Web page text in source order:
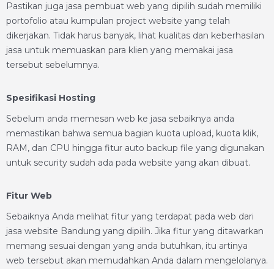
Pastikan juga jasa pembuat web yang dipilih sudah memiliki
portofolio atau kumpulan project website yang telah
dikerjakan. Tidak harus banyak, lihat kualitas dan keberhasilan
jasa untuk memuaskan para klien yang memakai jasa
tersebut sebelumnya.
Spesifikasi Hosting
Sebelum anda memesan web ke jasa sebaiknya anda
memastikan bahwa semua bagian kuota upload, kuota klik,
RAM, dan CPU hingga fitur auto backup file yang digunakan
untuk security sudah ada pada website yang akan dibuat.
Fitur Web
Sebaiknya Anda melihat fitur yang terdapat pada web dari
jasa website Bandung yang dipilih. Jika fitur yang ditawarkan
memang sesuai dengan yang anda butuhkan, itu artinya
web tersebut akan memudahkan Anda dalam mengelolanya.